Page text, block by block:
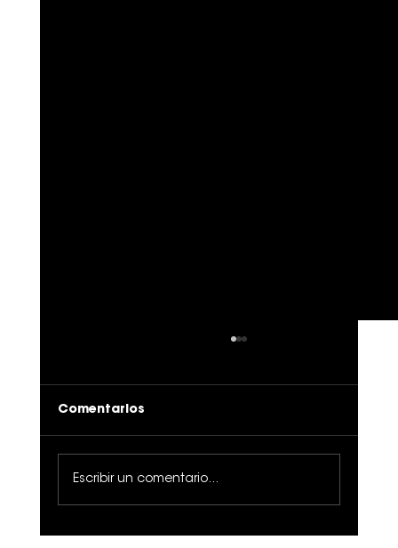
Comentarios
Escribir un comentario...